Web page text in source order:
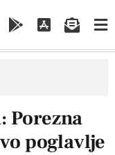
Porezna
poglavlje